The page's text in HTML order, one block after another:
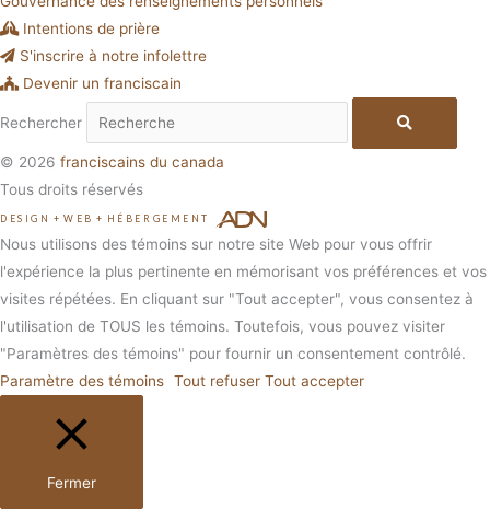
Intentions de prière
S'inscrire à notre infolettre
Devenir un franciscain
Rechercher
© 2026 franciscains du canada
Tous droits réservés
DESIGN + WEB + HÉBERGEMENT
Nous utilisons des témoins sur notre site Web pour vous offrir
l'expérience la plus pertinente en mémorisant vos préférences et vos
visites répétées. En cliquant sur "Tout accepter", vous consentez à
l'utilisation de TOUS les témoins. Toutefois, vous pouvez visiter
"Paramètres des témoins" pour fournir un consentement contrôlé.
Paramètre des témoins Tout refuser Tout accepter
Fermer